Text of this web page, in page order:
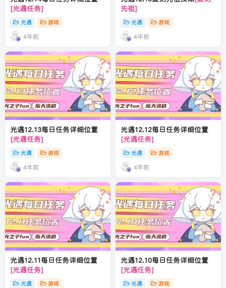
[光遇任务]
光遇 游戏
4年前
先祖]
光遇 游戏
4年前
光遇12.13每日任务详细位置
[光遇任务]
光遇 游戏
4年前
光遇12.12每日任务详细位置
[光遇任务]
光遇 游戏
4年前
光遇12.11每日任务详细位置
[光遇任务]
光遇 游戏
光遇12.10每日任务详细位置
[光遇任务]
光遇 游戏